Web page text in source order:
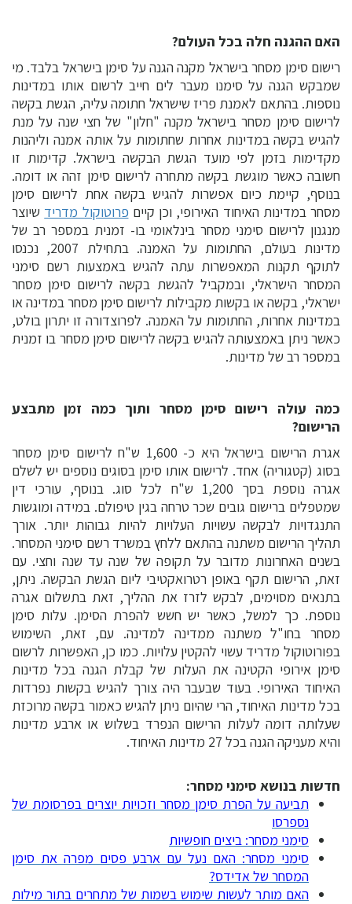
האם ההגנה חלה בכל העולם?
רישום סימן מסחר בישראל מקנה הגנה על סימן בישראל בלבד. מי
שמבקש הגנה על סימנו מעבר לים חייב לרשום אותו במדינות
נוספות. בהתאם לאמנת פריז שישראל חתומה עליה, הגשת בקשה
לרישום סימן מסחר בישראל מקנה "חלון" של חצי שנה על מנת
להגיש בקשה במדינות אחרות שחתומות על אותה אמנה וליהנות
מקדימות בזמן לפי מועד הגשת הבקשה בישראל. קדימות זו
חשובה כאשר מוגשת בקשה מתחרה לרישום סימן זהה או דומה.
בנוסף, קיימת כיום אפשרות להגיש בקשה אחת לרישום סימן
מסחר במדינות האיחוד האירופי, וכן קיים פרוטוקול מדריד שיוצר
מנגנון לרישום סימני מסחר בינלאומי בו- זמנית במספר רב של
מדינות בעולם, החתומות על האמנה. בתחילת 2007, נכנסו
לתוקף תקנות המאפשרות עתה להגיש באמצעות רשם סימני
המסחר הישראלי, ובמקביל להגשת בקשה לרישום סימן מסחר
ישראלי, בקשה או בקשות מקבילות לרישום סימן מסחר במדינה או
במדינות אחרות, החתומות על האמנה. לפרוצדורה זו יתרון בולט,
כאשר ניתן באמצעותה להגיש בקשה לרישום סימן מסחר בו זמנית
במספר רב של מדינות.
כמה עולה רישום סימן מסחר ותוך כמה זמן מתבצע
הרישום?
אגרת הרישום בישראל היא כ- 1,600 ש"ח לרישום סימן מסחר
בסוג (קטגוריה) אחד. לרישום אותו סימן בסוגים נוספים יש לשלם
אגרה נוספת בסך 1,200 ש"ח לכל סוג. בנוסף, עורכי דין
שמטפלים ברישום גובים שכר טרחה בגין טיפולם. במידה ומוגשות
התנגדויות לבקשה עשויות העלויות להיות גבוהות יותר. אורך
תהליך הרישום משתנה בהתאם ללחץ במשרד רשם סימני המסחר.
בשנים האחרונות מדובר על תקופה של שנה עד שנה וחצי. עם
זאת, הרישום תקף באופן רטרואקטיבי ליום הגשת הבקשה. ניתן,
בתנאים מסוימים, לבקש לזרז את ההליך, זאת בתשלום אגרה
נוספת. כך למשל, כאשר יש חשש להפרת הסימן. עלות סימן
מסחר בחו"ל משתנה ממדינה למדינה. עם, זאת, השימוש
בפורוטוקול מדריד עשוי להקטין עלויות. כמו כן, האפשרות לרשום
סימן אירופי הקטינה את העלות של קבלת הגנה בכל מדינות
האיחוד האירופי. בעוד שבעבר היה צורך להגיש בקשות נפרדות
בכל מדינות האיחוד, הרי שהיום ניתן להגיש כאמור בקשה מרוכזת
שעלותה דומה לעלות הרישום הנפרד בשלוש או ארבע מדינות
והיא מעניקה הגנה בכל 27 מדינות האיחוד.
חדשות בנושא סימני מסחר:
תביעה על הפרת סימן מסחר וזכויות יוצרים בפרסומת של
נספרסו
סימני מסחר: ביצים חופשיות
סימני מסחר: האם נעל עם ארבע פסים מפרה את סימן
המסחר של אדידס?
האם מותר לעשות שימוש בשמות של מתחרים בתור מילות